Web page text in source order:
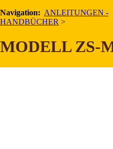
Navigation: ANLEITUNGEN -
HANDBÜCHER >
MODELL ZS-